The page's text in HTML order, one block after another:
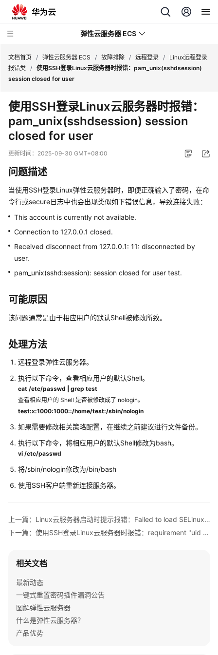
弹性云服务器 ECS
动
态
服
务
告
产
品
介
绍
计
费
说
快
速
门
用
指
南
最
佳
践
技
术
白
API
SDK
参
考
场
景
文档首页 / 弹性云服务器 ECS / 故障排除 / 远程登录 /
Linux远程登录
报错类 / 使用SSH登录Linux云服务器时报错：pam_unix(sshdsession)
session closed for user
使用SSH登录Linux云服务器时报错：
pam_unix(sshdsession) session
closed for user
更新时间： 2025-09-30 GMT+08:00
问题描述
当使用SSH登录Linux弹性云服务器时，即便正确输入了密码，在命
令行或secure日志中也会出现类似如下错误信息，导致连接失败：
This account is currently not available.
Connection to 127.0.0.1 closed.
Received disconnect from 127.0.0.1: 11: disconnected by
user.
pam_unix(sshd:session): session closed for user test.
可能原因
该问题通常是由于相应用户的默认Shell被修改所致。
处理方法
远程登录弹性云服务器。
执行以下命令，查看相应用户的默认Shell。
cat /etc/passwd | grep test
查看相应用户的 Shell 是否被修改成了 nologin。
test:x:1000:1000::/home/test:/sbin/nologin
如果需要修改相关策略配置，在继续之前建议进行文件备份。
执行以下命令，将相应用户的默认Shell修改为bash。
vi /etc/passwd
将/sbin/nologin修改为/bin/bash
使用SSH客户端重新连接服务器。
上一篇：Linux云服务器启动时提示报错：Failed to load SELinux policy, freezing.
下一篇：使用SSH登录Linux云服务器时报错：requirement "uid >= 1000" not met by user "root"
相关文档
最新动态
一键式重置密码插件漏洞公告
图解弹性云服务器
什么是弹性云服务器？
产品优势